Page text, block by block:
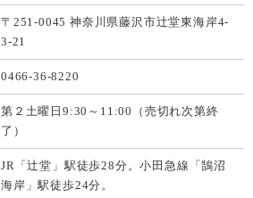
〒251-0045 神奈川県藤沢市辻堂東海岸4-
3-21
0466-36-8220
第２土曜日9:30～11:00（売切れ次第終
了）
JR「辻堂」駅徒歩28分。小田急線「鵠沼
海岸」駅徒歩24分。